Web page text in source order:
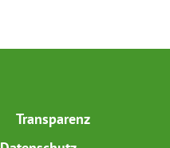
Transparenz